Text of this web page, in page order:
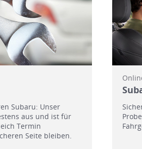
Subaru: Unser
aus und ist für
Termin
Seite bleiben.